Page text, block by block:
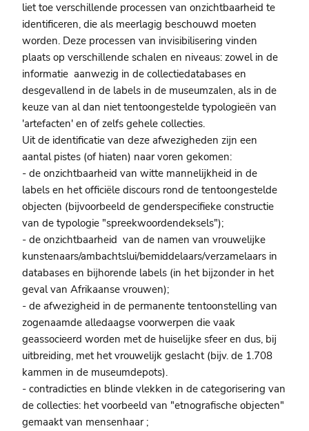
liet toe verschillende processen van onzichtbaarheid te
identificeren, die als meerlagig beschouwd moeten
worden. Deze processen van invisibilisering vinden
plaats op verschillende schalen en niveaus: zowel in de
informatie aanwezig in de collectiedatabases en
desgevallend in de labels in de museumzalen, als in de
keuze van al dan niet tentoongestelde typologieën van
'artefacten' en of zelfs gehele collecties.
Uit de identificatie van deze afwezigheden zijn een
aantal pistes (of hiaten) naar voren gekomen:
- de onzichtbaarheid van witte mannelijkheid in de
labels en het officiële discours rond de tentoongestelde
objecten (bijvoorbeeld de genderspecifieke constructie
van de typologie "spreekwoordendeksels");
- de onzichtbaarheid van de namen van vrouwelijke
kunstenaars/ambachtslui/bemiddelaars/verzamelaars in
databases en bijhorende labels (in het bijzonder in het
geval van Afrikaanse vrouwen);
- de afwezigheid in de permanente tentoonstelling van
zogenaamde alledaagse voorwerpen die vaak
geassocieerd worden met de huiselijke sfeer en dus, bij
uitbreiding, met het vrouwelijk geslacht (bijv. de 1.708
kammen in de museumdepots).
- contradicties en blinde vlekken in de categorisering van
de collecties: het voorbeeld van "etnografische objecten"
gemaakt van mensenhaar ;